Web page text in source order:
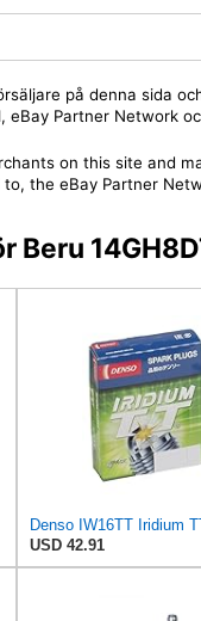
på denna sida
Partner Network
on this site and
the eBay Partner
USD 42.91